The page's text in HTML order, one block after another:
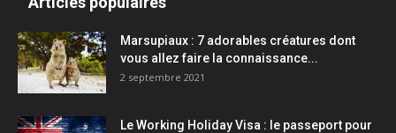
Marsupiaux : 7 adorables créatures dont
vous allez faire la connaissance...
2 septembre 2021
Le Working Holiday Visa : le passeport pour